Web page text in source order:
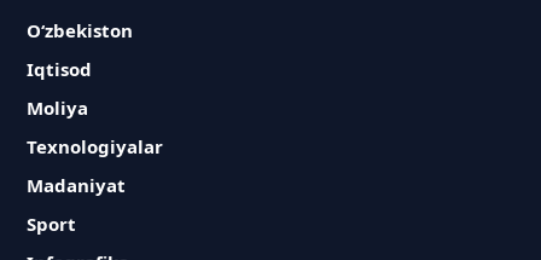
O‘zbekiston
Iqtisod
Moliya
Texnologiyalar
Madaniyat
Sport